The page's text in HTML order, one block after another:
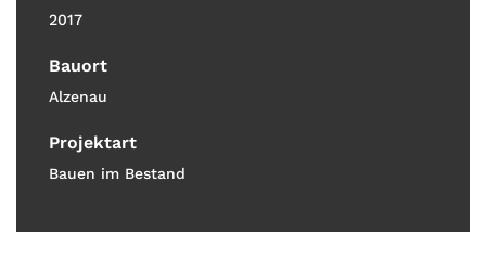
2017
Bauort
Alzenau
Projektart
Bauen im Bestand